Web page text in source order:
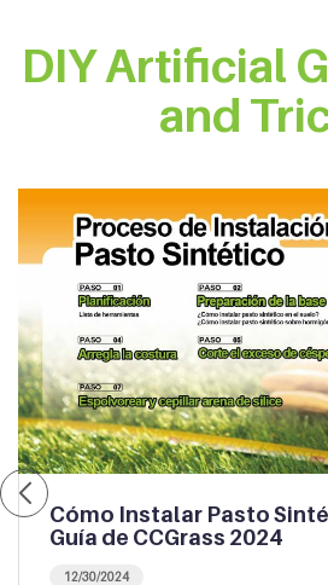
DIY Artificial
and
Cómo Instalar Pasto
Guía de CCGrass 2024
12/30/2024